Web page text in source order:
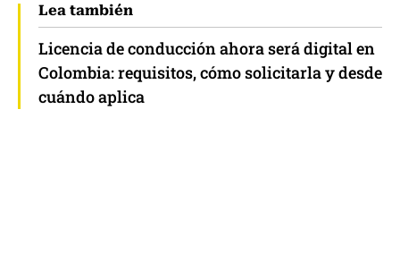
Lea también
Licencia de conducción ahora será digital en
Colombia: requisitos, cómo solicitarla y desde
cuándo aplica